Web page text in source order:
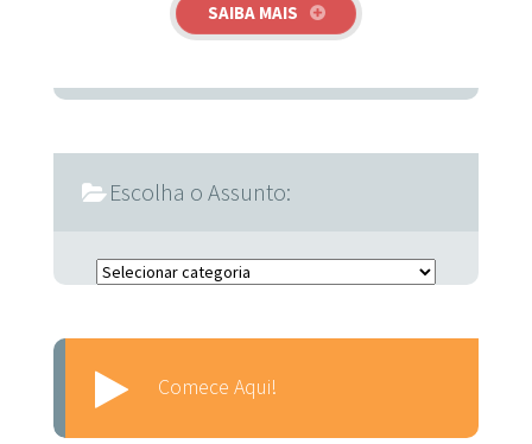
SAIBA MAIS
Escolha o Assunto:
Escolha o Assunto:
Comece Aqui!